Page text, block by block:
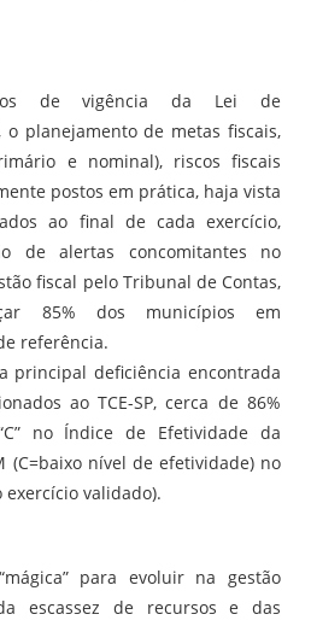
de vigência da Lei de
o planejamento de metas fiscais,
e nominal), riscos fiscais
postos em prática, haja vista
ao final de cada exercício,
de alertas concomitantes no
fiscal pelo Tribunal de Contas,
85% dos municípios em
referência.
principal deficiência encontrada
ao TCE-SP, cerca de 86%
no Índice de Efetividade da
(C=baixo nível de efetividade) no
validado).
para evoluir na gestão
escassez de recursos e das